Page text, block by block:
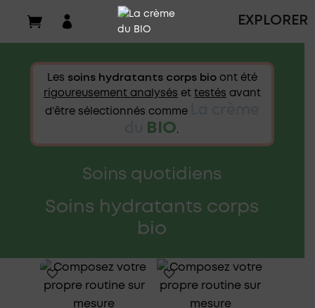
EXPLORER

Les soins hydratants corps bioont été
rigoureusement analysés et testés avant
d’être sélectionnés comme
BIO.
Soins quotidiens
Soins hydratants corps
bio